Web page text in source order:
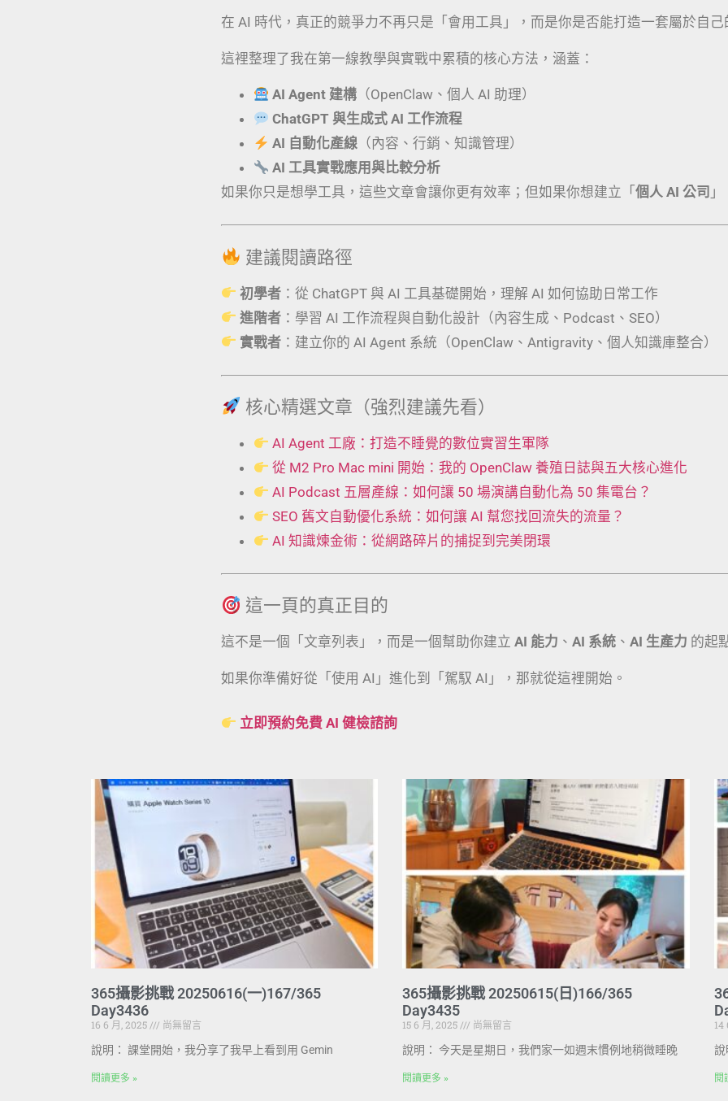
在 AI 時代，真正的競爭力不再只是「會用工具」，而是你是否能打造一套屬於自
這裡整理了我在第一線教學與實戰中累積的核心方法，涵蓋：
AI Agent 建構 （OpenClaw、個人 AI 助理）
ChatGPT 與生成式 AI 工作流程
AI 自動化產線 （內容、行銷、知識管理）
AI 工具實戰應用與比較分析
如果你只是想學工具，這些文章會讓你更有效率；但如果你想建立「 個人 AI 公司
建議閱讀路徑
初學者 ：從 ChatGPT 與 AI 工具基礎開始，理解 AI 如何協助日常工作
進階者 ：學習 AI 工作流程與自動化設計（內容生成、Podcast、SEO）
實戰者 ：建立你的 AI Agent 系統（OpenClaw、Antigravity、個人知識庫整合）
核心精選文章（強烈建議先看）
AI Agent 工廠：打造不睡覺的數位實習生軍隊
從 M2 Pro Mac mini 開始：我的 OpenClaw 養殖日誌與五大核心進化
AI Podcast 五層產線：如何讓 50 場演講自動化為 50 集電台？
SEO 舊文自動優化系統：如何讓 AI 幫您找回流失的流量？
AI 知識煉金術：從網路碎片的捕捉到完美閉環
這一頁的真正目的
這不是一個「文章列表」，而是一個幫助你建立 AI 能力 、 AI 系統 、 AI 生產力 的起
如果你準備好從「使用 AI」進化到「駕馭 AI」，那就從這裡開始。
立即預約免費 AI 健檢諮詢
365攝影挑戰 20250616(一)167/365
Day3436
16 6 月, 2025
尚無留言
說明： 課堂開始，我分享了我早上看到用 Gemin
閱讀更多 »
365攝影挑戰 20250615(日)166/365
Day3435
15 6 月, 2025
尚無留言
說明： 今天是星期日，我們家一如週末慣例地稍微睡晚
閱讀更多 »
14
說
閱